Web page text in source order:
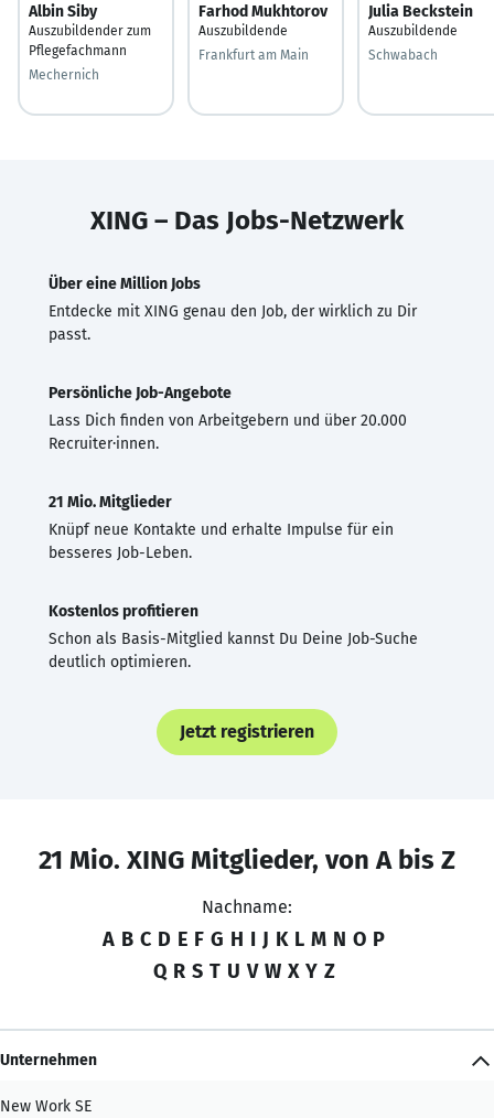
Albin Siby
Auszubildender zum
Pflegefachmann
Mechernich
Farhod Mukhtorov
Auszubildende
Frankfurt am Main
Julia Beckstein
Auszubildende
Schwabach
XING – Das Jobs-Netzwerk
Über eine Million Jobs
Entdecke mit XING genau den Job, der wirklich zu Dir
passt.
Persönliche Job-Angebote
Lass Dich finden von Arbeitgebern und über 20.000
Recruiter·innen.
21 Mio. Mitglieder
Knüpf neue Kontakte und erhalte Impulse für ein
besseres Job-Leben.
Kostenlos profitieren
Schon als Basis-Mitglied kannst Du Deine Job-Suche
deutlich optimieren.
Jetzt registrieren
21 Mio. XING Mitglieder, von A bis Z
Nachname:
A B C D E F G H I J K L M N O P
Q R S T U V W X Y Z
Unternehmen
New Work SE